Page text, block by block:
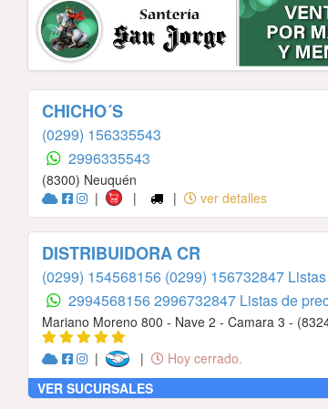
CHICHO´S
(0299) 156335543
2996335543
(8300) Neuquén
|
| | ver detalles
DISTRIBUIDORA CR
(0299) 154568156 (0299) 156732847
29945681562996732847 Listas de
Mariano Moreno 800 - Nave 2 - Camara 3 -
|
| Hoy cerrado.
VER SUCURSALES